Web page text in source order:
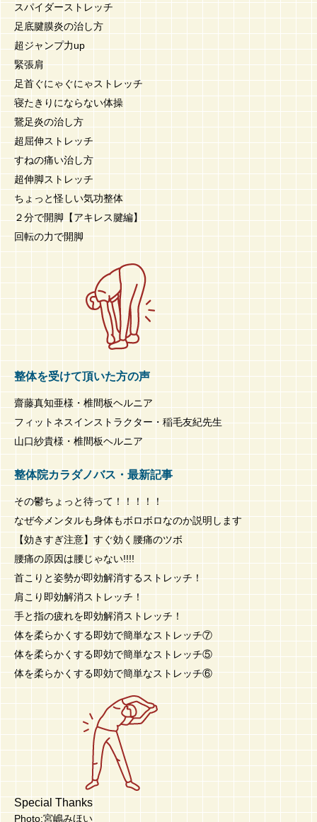
スパイダーストレッチ
足底腱膜炎の治し方
超ジャンプ力up
緊張肩
足首ぐにゃぐにゃストレッチ
寝たきりにならない体操
鵞足炎の治し方
超屈伸ストレッチ
すねの痛い治し方
超伸脚ストレッチ
ちょっと怪しい気功整体
２分で開脚【アキレス腱編】
回転の力で開脚
整体を受けて頂いた方の声
齋藤真知亜様・椎間板ヘルニア
フィットネスインストラクター・稲毛友紀先生
山口紗貴様・椎間板ヘルニア
整体院カラダノバス・最新記事
その鬱ちょっと待って！！！！！
なぜ今メンタルも身体もボロボロなのか説明します
【効きすぎ注意】すぐ効く腰痛のツボ
腰痛の原因は腰じゃない!!!!
首こりと姿勢が即効解消するストレッチ！
肩こり即効解消ストレッチ！
手と指の疲れを即効解消ストレッチ！
体を柔らかくする即効で簡単なストレッチ⑦
体を柔らかくする即効で簡単なストレッチ⑤
体を柔らかくする即効で簡単なストレッチ⑥
Special Thanks
Photo:宮嶋みほい